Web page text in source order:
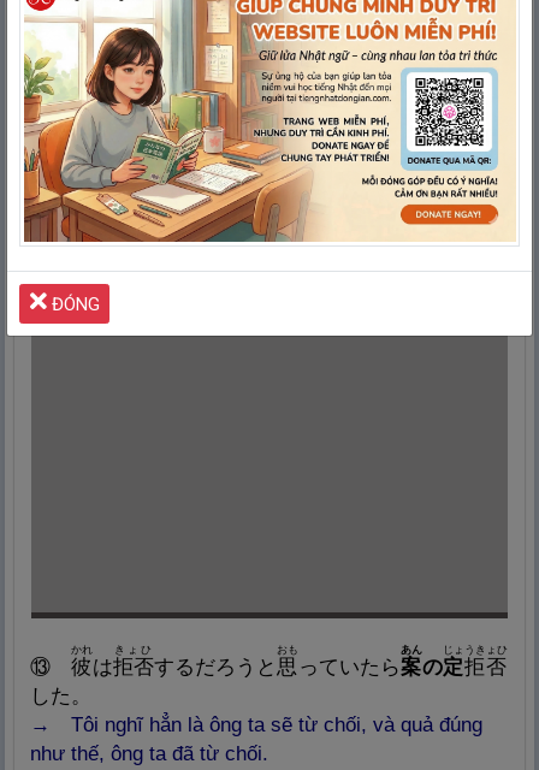
quay lại và van nài xin thêm thời gian.
⑫ あの堤防
Nghĩa: Phòng ngừa, đề phòng,
bảo vệ
ていぼう
は、案
あん
の 定今回
じょうこんかい
の台
Nghĩa: Khung, bệ, đếm số
風
たいふう
で 決壊
けっかい
してし
まった。
→ Không nằm ngoài dự đoán, cái đê đó đã bị sập
do cơn bão vừa qua.
Quảng cáo giúp Tiếng Nhật Đơn Giản duy trì Website
⑬ 彼
Nghĩa: Bên kia, kẻ khác, đối
phương
かれ
は拒否
きょひ
するだろうと 思
おも
っていたら案
あん
の定拒否
じょうきょひ
した。
→ Tôi nghĩ hẳn là ông ta sẽ từ chối, và quả đúng
như thế, ông ta đã từ chối.
ĐÓNG